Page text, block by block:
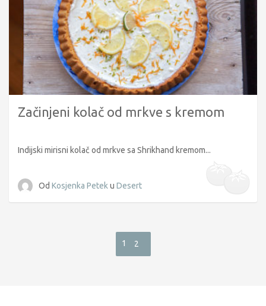
Začinjeni kolač od mrkve s kremom
Indijski mirisni kolač od mrkve sa Shrikhand kremom...
Od Kosjenka Petek u Desert
1 2